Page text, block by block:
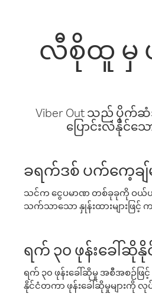
လီစိုထူ မှ
Viber Out သည် ပိုက်ဆံ
ပြောင်းလဲနိုင်သ
ခရက်ဒစ် ပက်ကေ့ချ်မ
သင်က ငွေပမာဏ တစ်ခုခုကို ဝယ်
သက်သာသော နှုန်းထားများဖြင့်
ရက် ၃၀ ဖုန်းခေါ်ဆို
ရက် ၃၀ ဖုန်းခေါ်ဆိုမှု အစီအစဉ်ဖ
နိုင်ငံတကာ ဖုန်းခေါ်ဆိုမှုများကို